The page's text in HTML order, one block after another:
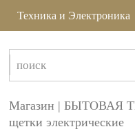
Техника и Электроника
Магазин |БЫТОВАЯ
щетки электрические